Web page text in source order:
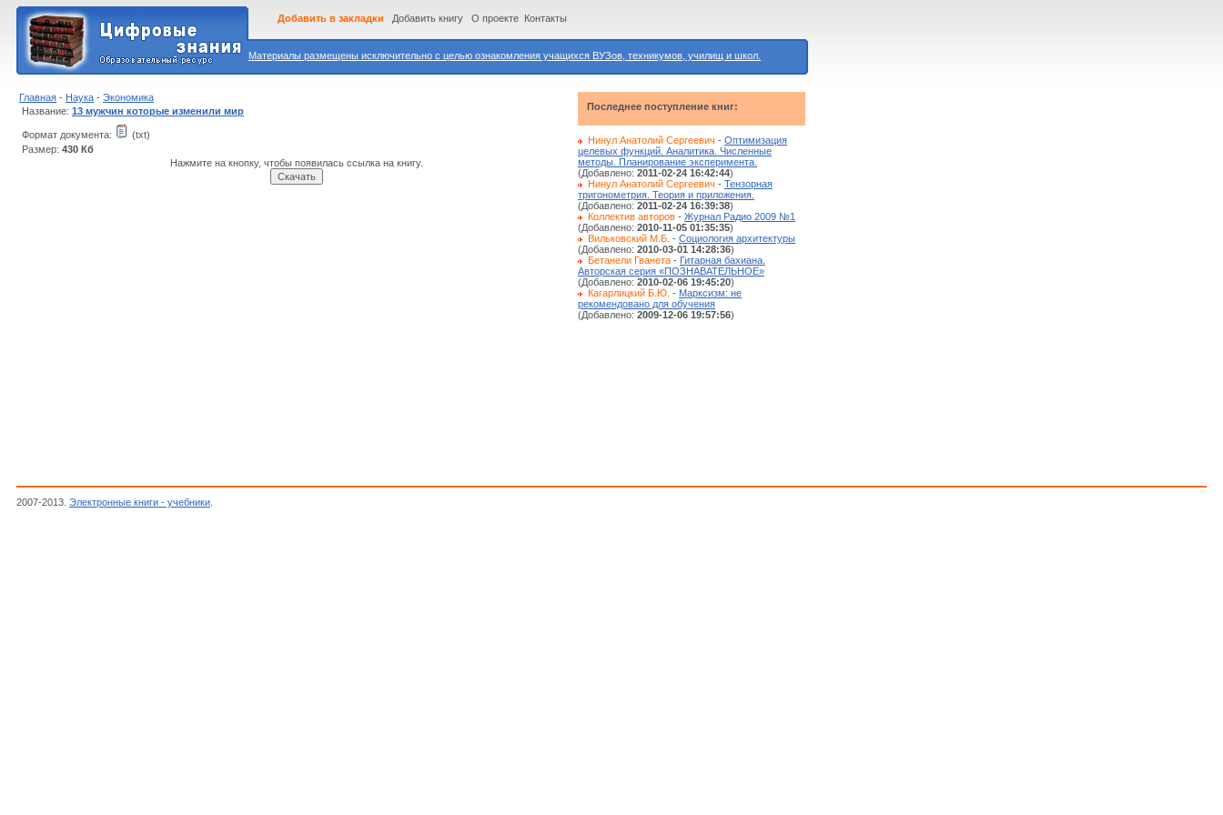
Материалы размещены исключительно с целью ознакомления учащихся ВУЗов, техникумов, училищ и школ.
Добавить в закладки Добавить книгу О проекте Контакты
Главная - Наука - Экономика
Название: 13 мужчин которые изменили мир
Формат документа:
(txt)
Размер: 430 Кб
Нажмите на кнопку, чтобы появилась ссылка на книгу.
Последнее поступление книг:
Нинул Анатолий Сергеевич - Оптимизация
целевых функций. Аналитика. Численные
методы. Планирование эксперимента.
(Добавлено: 2011-02-24 16:42:44)
Нинул Анатолий Сергеевич - Тензорная
тригонометрия. Теория и приложения.
(Добавлено: 2011-02-24 16:39:38)
Коллектив авторов - Журнал Радио 2009 №1
(Добавлено: 2010-11-05 01:35:35)
Вильковский М.Б. - Социология архитектуры
(Добавлено: 2010-03-01 14:28:36)
Бетанели Гванета - Гитарная бахиана.
Авторская серия «ПОЗНАВАТЕЛЬНОЕ»
(Добавлено: 2010-02-06 19:45:20)
Кагарлицкий Б.Ю. - Марксизм: не
рекомендовано для обучения
(Добавлено: 2009-12-06 19:57:56)
2007-2013. Электронные книги - учебники